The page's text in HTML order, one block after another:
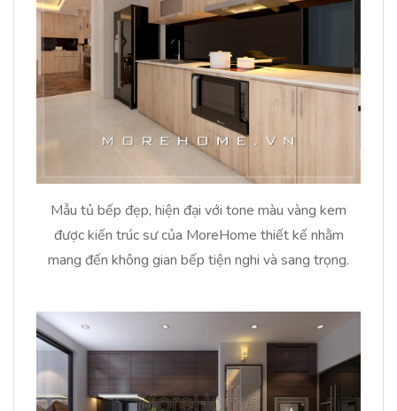
Mẫu tủ bếp đẹp, hiện đại với tone màu vàng kem
được kiến trúc sư của MoreHome thiết kế nhằm
mang đến không gian bếp tiện nghi và sang trọng.